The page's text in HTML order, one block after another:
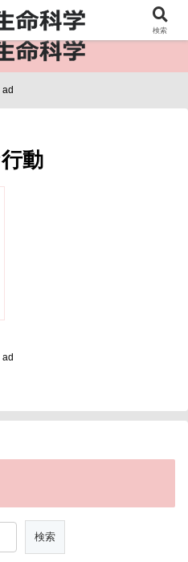
物の情報インフラ。
ad
動
ad
検索